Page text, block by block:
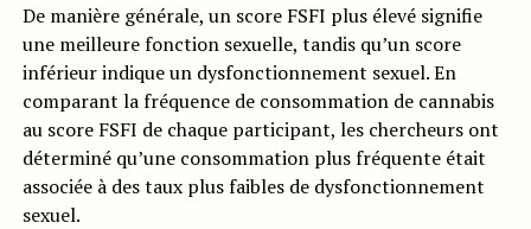
De manière générale, un score FSFI plus élevé signifie
une meilleure fonction sexuelle, tandis qu’un score
inférieur indique un dysfonctionnement sexuel. En
comparant la fréquence de consommation de cannabis
au score FSFI de chaque participant, les chercheurs ont
déterminé qu’une consommation plus fréquente était
associée à des taux plus faibles de dysfonctionnement
sexuel.